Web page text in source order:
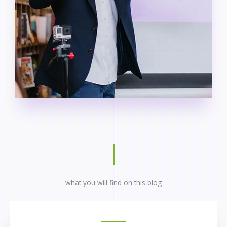
what you will find on this blog